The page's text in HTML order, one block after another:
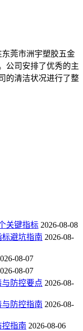
莞市洲宇塑胶五金
公司安排了优秀的主
的清洁状况进行了整
关键指标 2026-08-08
避坑指南 2026-08-
08-07
08-07
防控要点 2026-08-
防控指南 2026-08-
指南 2026-08-06